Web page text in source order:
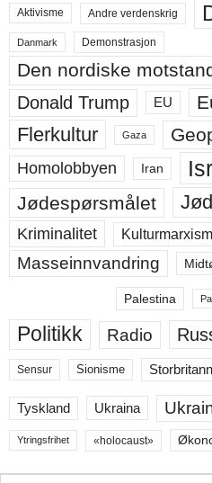
Aktivisme Andre verdenskrig
Danmark Demonstrasjon
Den nordiske
Donald Trump EU
Flerkultur Gaza
Homolobbyen Iran
Jødespørsmålet
Kriminalitet
Masseinnvandring
Palestina
Politikk Radio
Sensur Sionisme
Tyskland Ukraina
Ytringsfrihet «holocaust»